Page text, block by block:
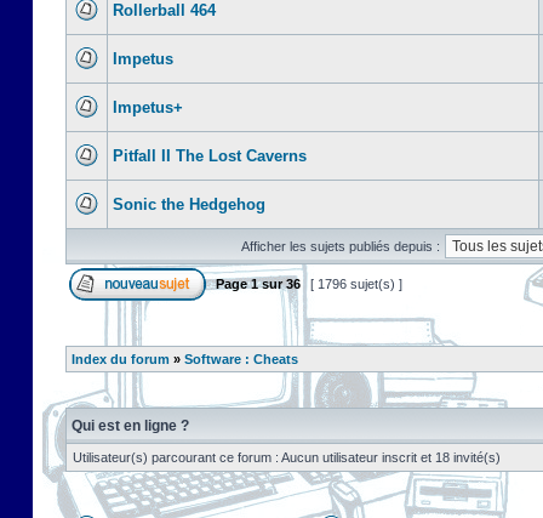
Rollerball 464
Impetus
Impetus+
Pitfall II The Lost Caverns
Sonic the Hedgehog
Afficher les sujets publiés depuis :
Page1sur36 [ 1796 sujet(s) ]
Index du forum » Software : Cheats
Qui est en ligne ?
Utilisateur(s) parcourant ce forum : Aucun utilisateur inscrit et 18 invité(s)